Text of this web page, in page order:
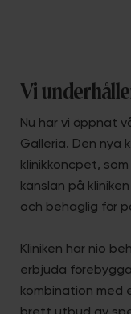
Vi
Nu har vi öppnat
Galleria. Den nya
klinikkoncpet,
känslan på
och behaglig för
Kliniken har nio
erbjuda
kombination med